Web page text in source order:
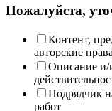
Пожалуйста,
Контент,
авторские права
Описание и/
Подрядчик
работ